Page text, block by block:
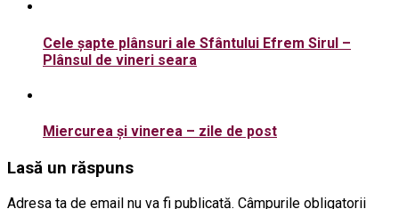
Cele șapte plânsuri ale Sfântului Efrem Sirul –
Plânsul de vineri seara
Miercurea şi vinerea – zile de post
Lasă un răspuns
Adresa ta de email nu va fi publicată. Câmpurile obligatorii